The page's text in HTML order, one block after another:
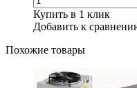
Купить в 1 клик
Добавить к
Похожие товары